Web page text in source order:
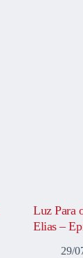
Luz Para
Elias –
29/